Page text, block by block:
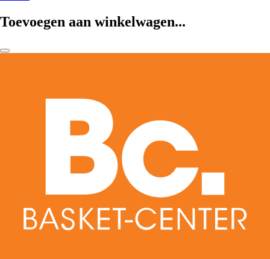
Toevoegen aan winkelwagen...